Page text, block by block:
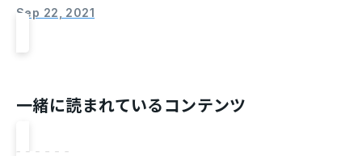
Sep 22, 2021
一緒に読まれているコンテンツ